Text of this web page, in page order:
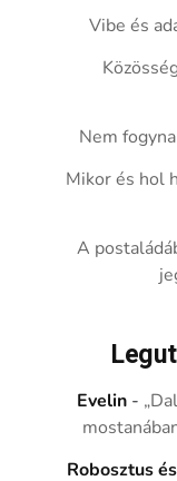
Vibe és
Nem
Mikor és hol
A
Evelin -
Robosztus